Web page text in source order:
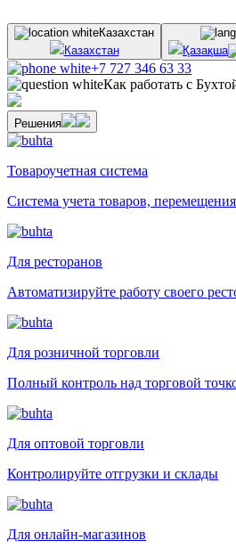
Казахстан
Казахстан
Қазақша
+7 727 346 63 33
Как работать с
Решения
Товароучетная система
Система учета товаров,
Для ресторанов
Автоматизируйте работу своего
Для розничной торговли
Полный контроль над торговой
Для оптовой торговли
Контролируйте отгрузки и склады
Для онлайн-магазинов